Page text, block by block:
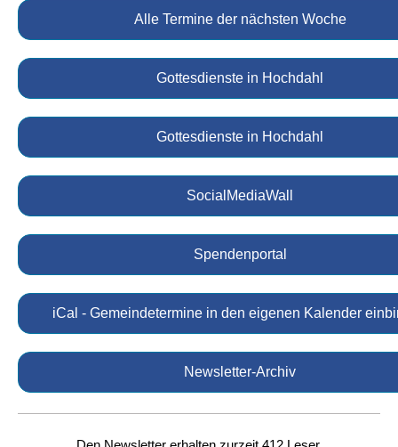
Alle Termine der nächsten Woche
Gottesdienste in Hochdahl
Gottesdienste in Hochdahl
SocialMediaWall
Spendenportal
iCal - Gemeindetermine in den eigenen Kalender
Newsletter-Archiv